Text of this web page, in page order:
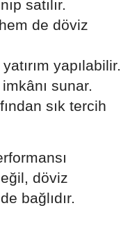
satılır.
de döviz
yapılabilir.
sunar.
sık tercih
döviz
bağlıdır.